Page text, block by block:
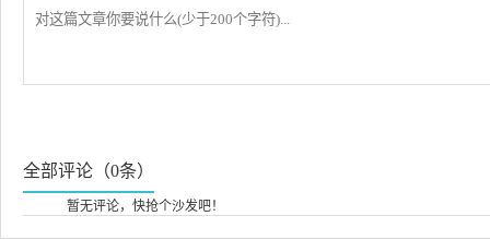
全部评论（0条）
暂无评论，快抢个沙发吧！